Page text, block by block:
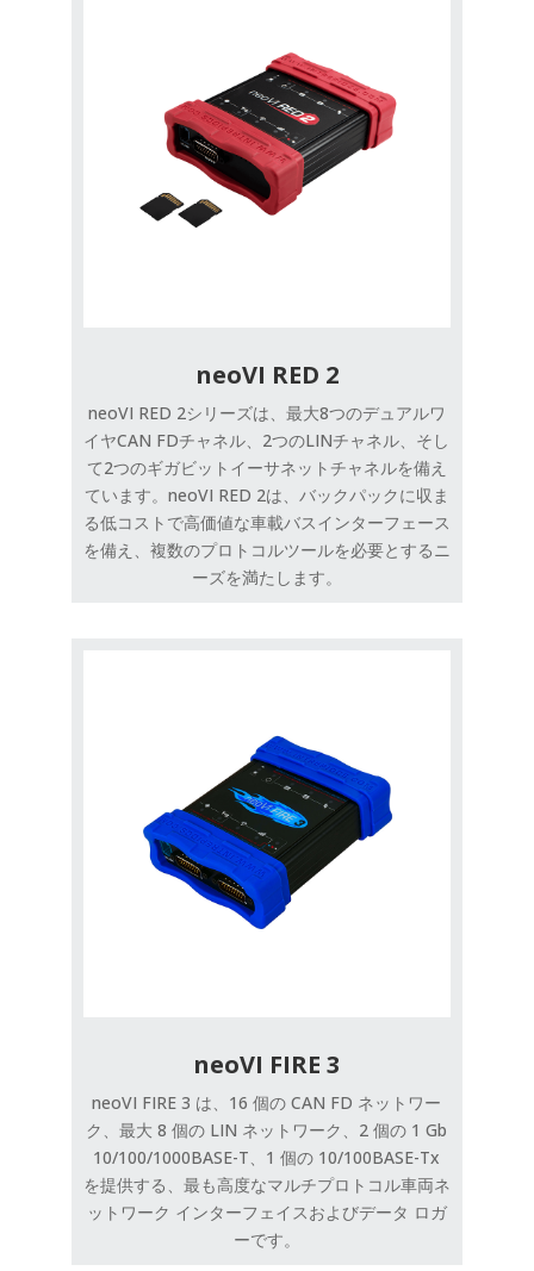
neoVI RED 2
neoVI RED 2シリーズは、最大8つのデュアルワ
イヤCAN FDチャネル、2つのLINチャネル、そし
て2つのギガビットイーサネットチャネルを備え
ています。neoVI RED 2は、バックパックに収ま
る低コストで高価値な車載バスインターフェース
を備え、複数のプロトコルツールを必要とするニ
ーズを満たします。
neoVI FIRE 3
neoVI FIRE 3 は、16 個の CAN FD ネットワー
ク、最大 8 個の LIN ネットワーク、2 個の 1 Gb
10/100/1000BASE-T、1 個の 10/100BASE-Tx
を提供する、最も高度なマルチプロトコル車両ネ
ットワーク インターフェイスおよびデータ ロガ
ーです。